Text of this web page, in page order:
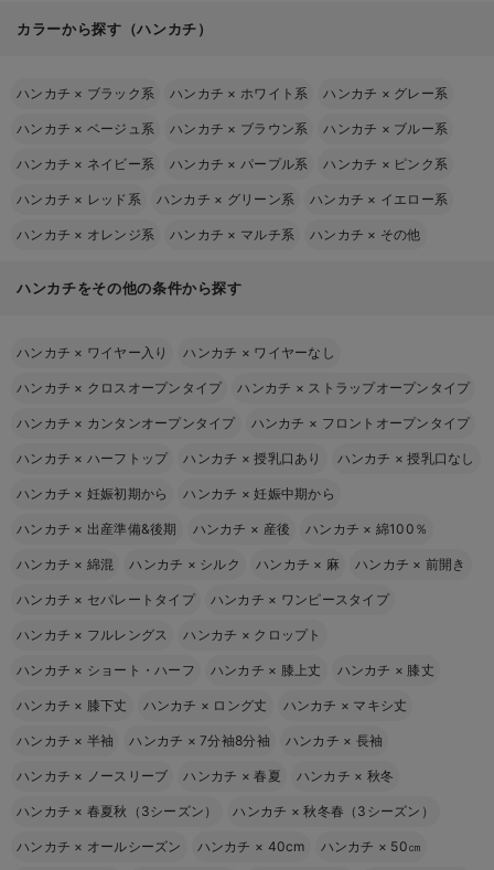
カラーから探す（ハンカチ）
ハンカチ × ブラック系 ハンカチ × ホワイト系 ハンカチ × グレー系
ハンカチ × ベージュ系 ハンカチ × ブラウン系 ハンカチ × ブルー系
ハンカチ × ネイビー系 ハンカチ × パープル系 ハンカチ × ピンク系
ハンカチ × レッド系 ハンカチ × グリーン系 ハンカチ × イエロー系
ハンカチ × オレンジ系 ハンカチ × マルチ系 ハンカチ × その他
ハンカチをその他の条件から探す
ハンカチ × ワイヤー入り ハンカチ × ワイヤーなし
ハンカチ × クロスオープンタイプ ハンカチ × ストラップオープンタイプ
ハンカチ × カンタンオープンタイプ ハンカチ × フロントオープンタイプ
ハンカチ × ハーフトップ ハンカチ ×授乳口あり ハンカチ ×授乳口なし
ハンカチ × 妊娠初期から ハンカチ ×妊娠中期から
ハンカチ × 出産準備&後期 ハンカチ × 産後 ハンカチ × 綿100％
ハンカチ × 綿混 ハンカチ × シルク ハンカチ × 麻 ハンカチ × 前開き
ハンカチ × セパレートタイプ ハンカチ × ワンピースタイプ
ハンカチ × フルレングス ハンカチ × クロップト
ハンカチ × ショート・ハーフ ハンカチ × 膝上丈 ハンカチ × 膝丈
ハンカチ × 膝下丈 ハンカチ × ロング丈 ハンカチ × マキシ丈
ハンカチ × 半袖 ハンカチ ×7分袖8分袖 ハンカチ × 長袖
ハンカチ × ノースリーブ ハンカチ ×春夏 ハンカチ × 秋冬
ハンカチ × 春夏秋（3シーズン） ハンカチ ×秋冬春（3シーズン）
ハンカチ × オールシーズン ハンカチ × 40cm ハンカチ × 50㎝